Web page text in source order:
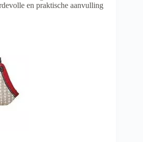
en praktische aanvulling